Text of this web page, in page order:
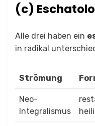
(c)
Alle drei haben ein
in radikal
Strömung
Neo-
Integralismus